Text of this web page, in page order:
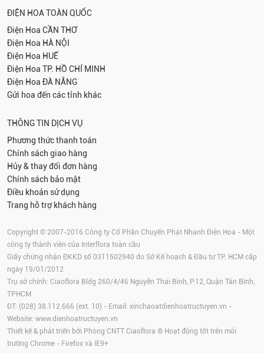
ĐIỆN HOA TOÀN QUỐC
Điện Hoa CẦN THƠ
Điện Hoa HÀ NỘI
Điện Hoa HUẾ
Điện Hoa TP. HỒ CHÍ MINH
Điện Hoa ĐÀ NẴNG
Gửi hoa đến các tỉnh khác
THÔNG TIN DỊCH VỤ
Phương thức thanh toán
Chính sách giao hàng
Hủy & thay đổi đơn hàng
Chính sách bảo mật
Điều khoản sử dụng
Trang hỗ trợ khách hàng
Copyright © 2007-2016 Công ty Cổ Phần Chuyển Phát Nhanh Điện Hoa - Một
công ty thành viên của Interflora toàn cầu
Giấy chứng nhận ĐKKD số 0311502940 do Sở Kế hoạch & Đầu tư TP. HCM cấp
ngày 19/01/2012
Trụ sở chính: Ciaoflora Bldg 260/4/46 Nguyễn Thái Bình, P.12, Quận Tân Bình,
TPHCM
ĐT: (028) 38.112.666 (ext. 10) - Email: xinchaoatdienhoatructuyen.vn -
Website: www.dienhoatructuyen.vn
Thiết kế & phát triển bởi Phòng CNTT Ciaoflora ® Hoạt động tốt trên môi
trường Chrome - Firefox và IE9+